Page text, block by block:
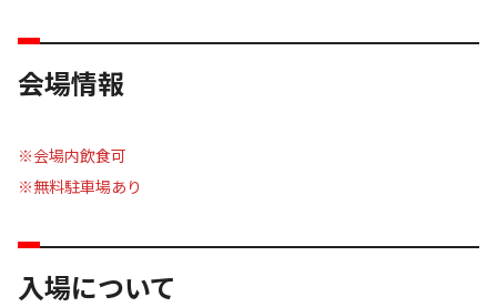
会場情報
※会場内飲食可
※無料駐車場あり
入場について